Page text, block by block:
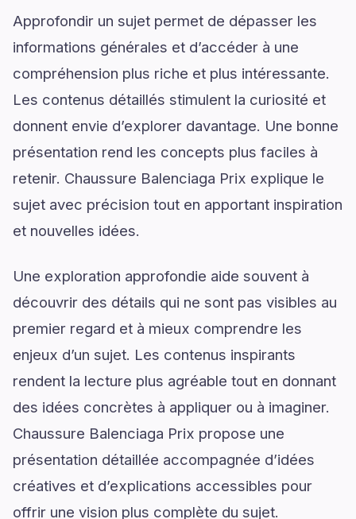
Approfondir un sujet permet de dépasser les
informations générales et d’accéder à une
compréhension plus riche et plus intéressante.
Les contenus détaillés stimulent la curiosité et
donnent envie d’explorer davantage. Une bonne
présentation rend les concepts plus faciles à
retenir. Chaussure Balenciaga Prix explique le
sujet avec précision tout en apportant inspiration
et nouvelles idées.
Une exploration approfondie aide souvent à
découvrir des détails qui ne sont pas visibles au
premier regard et à mieux comprendre les
enjeux d’un sujet. Les contenus inspirants
rendent la lecture plus agréable tout en donnant
des idées concrètes à appliquer ou à imaginer.
Chaussure Balenciaga Prix propose une
présentation détaillée accompagnée d’idées
créatives et d’explications accessibles pour
offrir une vision plus complète du sujet.